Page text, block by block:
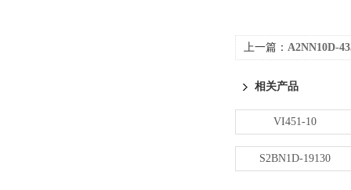
上一篇： A2NN10D-
相关产品
VI451-10
S2BN1D-19130